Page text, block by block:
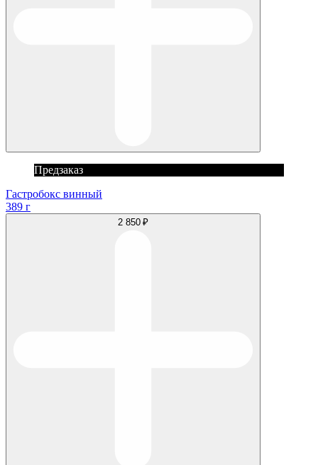
Предзаказ
Гастробокс винный
389 г
2 850 ₽